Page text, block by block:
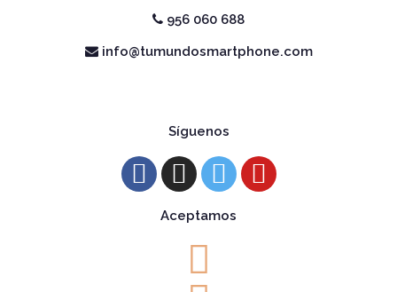
956 060 688
info@tumundosmartphone.com
Síguenos
Aceptamos